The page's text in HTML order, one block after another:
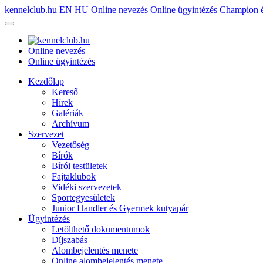
kennelclub.hu EN HU Online nevezés Online ügyintézés Champion
Online nevezés
Online ügyintézés
Kezdőlap
Kereső
Hírek
Galériák
Archívum
Szervezet
Vezetőség
Bírók
Bírói testületek
Fajtaklubok
Vidéki szervezetek
Sportegyesületek
Junior Handler és Gyermek kutyapár
Ügyintézés
Letölthető dokumentumok
Díjszabás
Alombejelentés menete
Online alombejelentés menete